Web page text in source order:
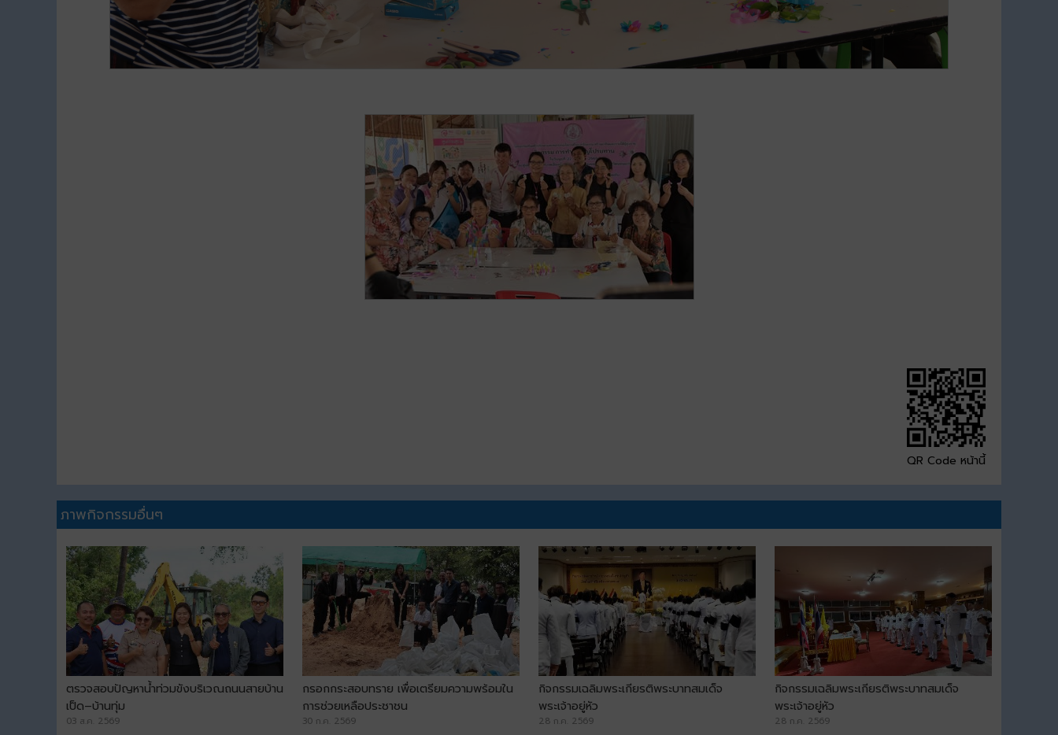
QR Code หน้านี้
ภาพกิจกรรมอื่นๆ
ตรวจสอบปัญหาน้ำท่วมขังบริเวณถนนสายบ้าน
เป็ด–บ้านทุ่ม
03 ส.ค. 2569
กรอกกระสอบทราย เพื่อเตรียมความพร้อมใน
การช่วยเหลือประชาชน
30 ก.ค. 2569
กิจกรรมเฉลิมพระเกียรติพระบาทสมเด็จ
พระเจ้าอยู่หัว
28 ก.ค. 2569
กิจกรรมเฉลิมพระเกียรติพระบาทสมเด็จ
พระเจ้าอยู่หัว
28 ก.ค. 2569